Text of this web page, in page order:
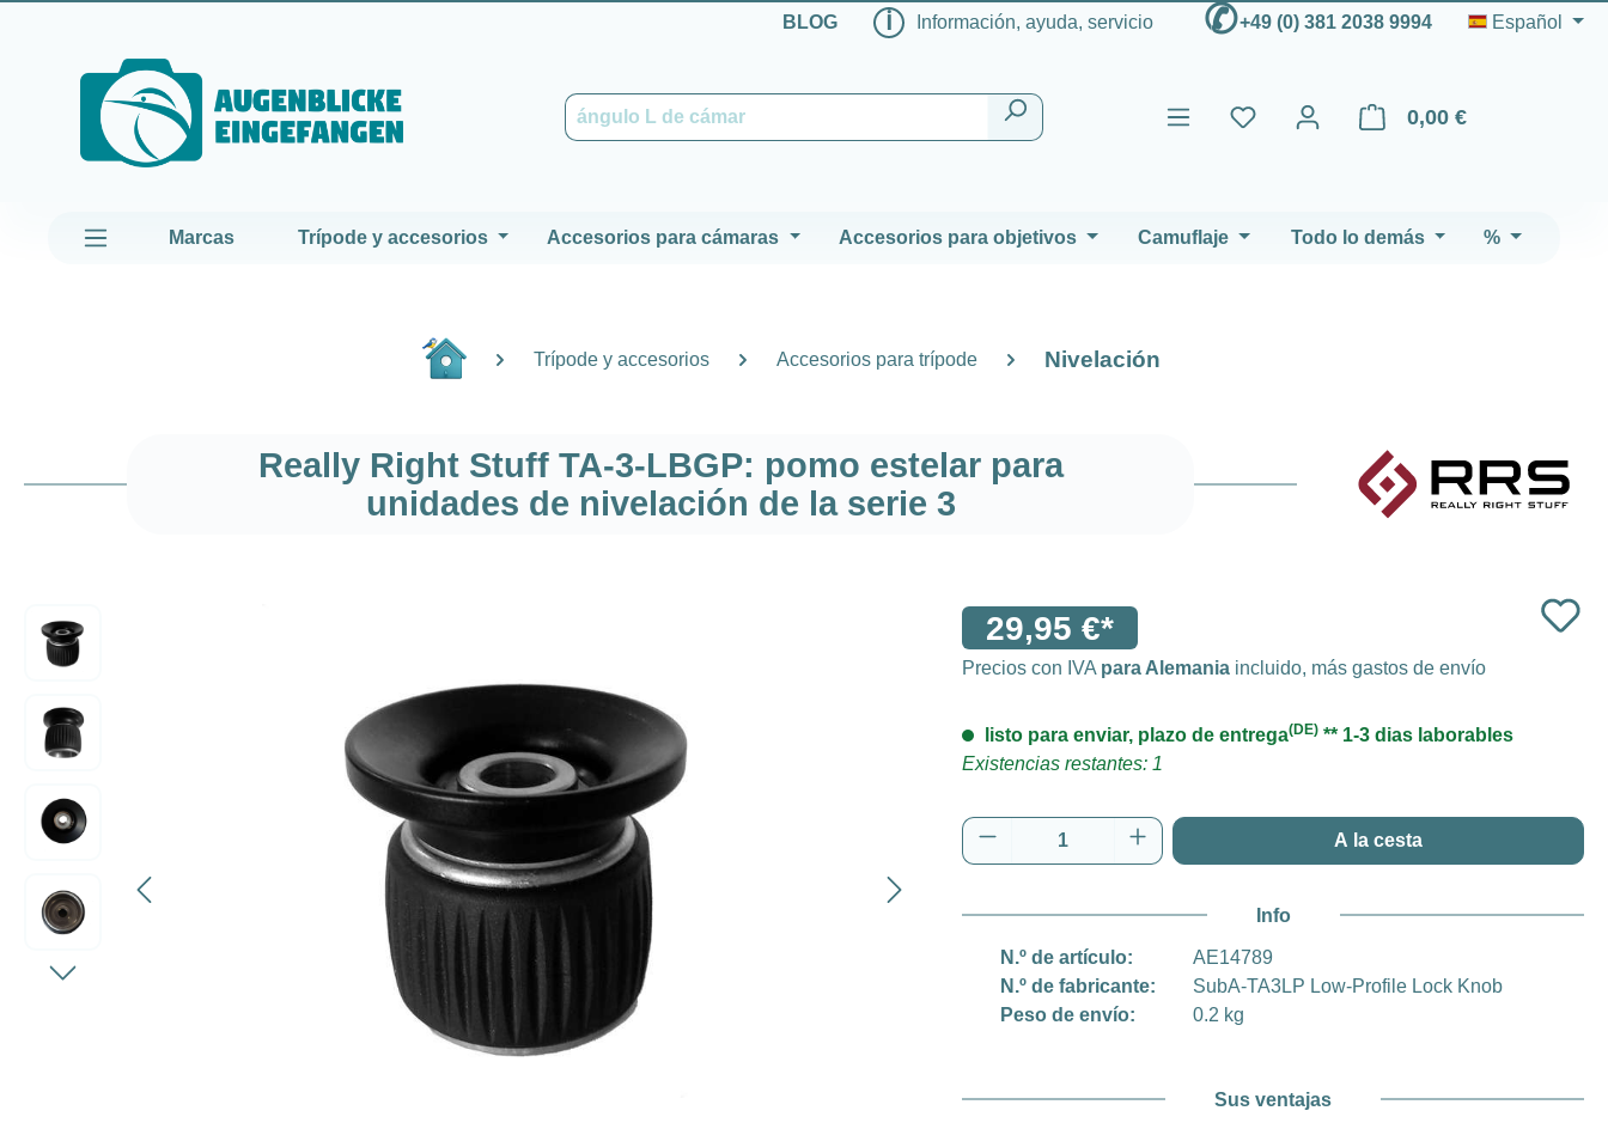
BLOG ℹ Información, ayuda, servicio ✆+49 (0) 381 2038 9994 Español
0,00 €
El carrito de compras
Marcas Trípode y accesorios Accesorios para cámaras Accesorios para objetivos Camuflaje Todo lo demás %
Trípode y accesorios Accesorios para trípode Nivelación
Really Right Stuff TA-3-LBGP: pomo estelar para
unidades de nivelación de la serie 3
29,95 €*
Precios con IVA para Alemania incluido, más gastos de envío
listo para enviar, plazo de entrega(DE) ** 1-3 dias laborables
Existencias restantes: 1
Cantidad del producto: introduce la cantidad
A la cesta
Info
N.º de artículo:
AE14789
N.º de fabricante:
SubA-TA3LP Low-Profile Lock Knob
Peso de envío:
0.2 kg
Sus ventajas